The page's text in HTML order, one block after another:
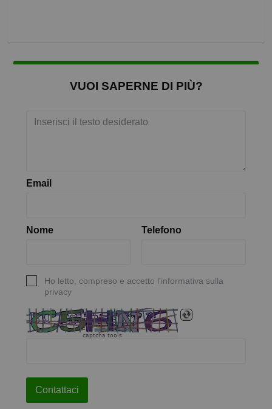
VUOI SAPERNE DI PIÙ?
Email
Nome Telefono
Ho letto, compreso e accetto l'informativa sulla
privacy
captcha tools
Contattaci